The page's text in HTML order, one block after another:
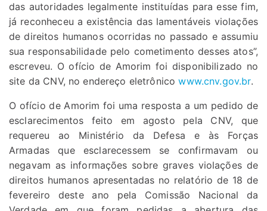
das autoridades legalmente instituídas para esse fim,
já reconheceu a existência das lamentáveis violações
de direitos humanos ocorridas no passado e assumiu
sua responsabilidade pelo cometimento desses atos”,
escreveu. O ofício de Amorim foi disponibilizado no
site da CNV, no endereço eletrônicowww.cnv.gov.br.
O ofício de Amorim foi uma resposta a um pedido de
esclarecimentos feito em agosto pela CNV, que
requereu ao Ministério da Defesa e às Forças
Armadas que esclarecessem se confirmavam ou
negavam as informações sobre graves violações de
direitos humanos apresentadas no relatório de 18 de
fevereiro deste ano pela Comissão Nacional da